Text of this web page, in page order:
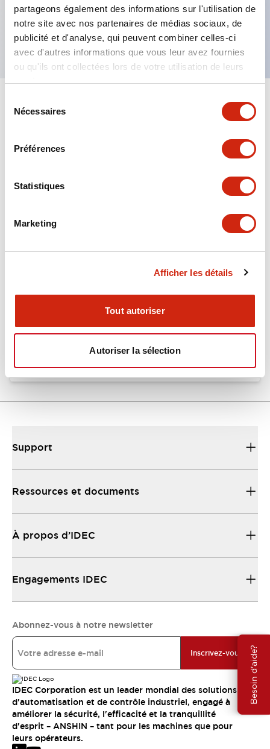
partageons également des informations sur l'utilisation de
notre site avec nos partenaires de médias sociaux, de
publicité et d'analyse, qui peuvent combiner celles-ci
avec d'autres informations que vous leur avez fournies
ou qu'ils ont collectées lors de votre utilisation de leurs
services.
Nécessaires
Préférences
Statistiques
Marketing
Afficher les détails
Tout autoriser
Autoriser la sélection
Besoin d'aide?
Bouton-poussoir allongé, contact 3NF, bornier à
vis sécurisé contre les doigts, bouton blanc
Spécifications Tout développer+
EU2B Datasheet
Support
Ressources et documents
À propos d’IDEC
Engagements IDEC
Abonnez-vous à notre newsletter
Inscrivez-vous
IDEC Corporation est un leader mondial des solutions
d'automatisation et de contrôle industriel, engagé à
améliorer la sécurité, l'efficacité et la tranquillité
d'esprit – ANSHIN – tant pour les machines que pour
leurs opérateurs.